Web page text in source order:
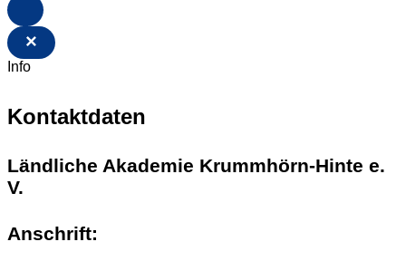
×
Info
Kontaktdaten
Ländliche Akademie Krummhörn-Hinte e.
V.
Anschrift: